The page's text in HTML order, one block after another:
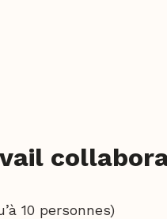
10 personnes)